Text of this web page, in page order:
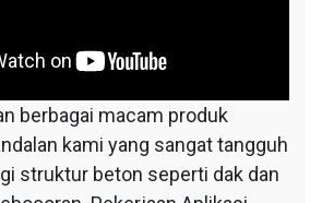
berbagai macam produk
kami yang sangat tangguh
struktur beton seperti dak dan